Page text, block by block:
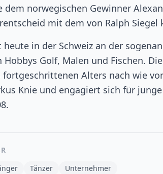
dem norwegischen Gewinner
mit dem von Ralph Siegel
heute in der Schweiz an der
Golf, Malen und Fischen.
Alters nach wie
Knie und engagiert sich für
Tänzer Unternehmer